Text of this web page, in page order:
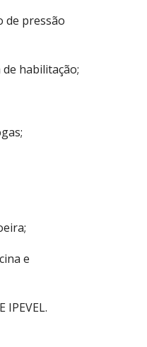
de pressão
habilitação;
e
IPEVEL.